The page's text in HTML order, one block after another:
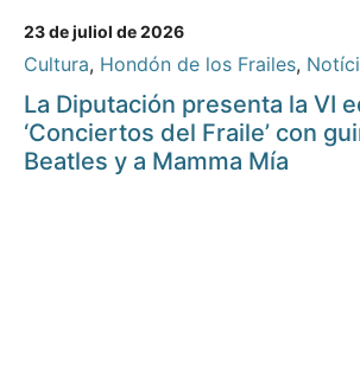
23 de juliol de 2026
Cultura, Hondón de los Frailes,
La Diputación presenta la VI
‘Conciertos del Fraile’ con
Beatles y a Mamma Mía